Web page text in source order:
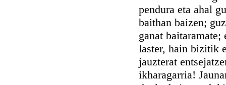
pendura eta ahal
baithan baizen;
ganat
laster, hain bizitik
jauzterat
ikharagarria!